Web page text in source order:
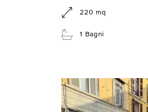
220 mq
1 Bagni